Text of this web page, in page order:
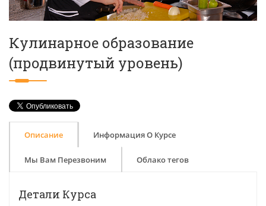
Кулинарное образование
(продвинутый уровень)
Описание Информация О Курсе
Мы Вам Перезвоним Облако тегов
Детали Курса